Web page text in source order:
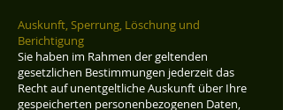
Auskunft, Sperrung, Löschung und
Berichtigung
Sie haben im Rahmen der geltenden
gesetzlichen Bestimmungen jederzeit das
Recht auf unentgeltliche Auskunft über Ihre
gespeicherten personenbezogenen Daten,